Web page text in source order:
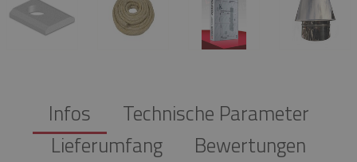
Infos
Technische Parameter
Lieferumfang
Bewertungen